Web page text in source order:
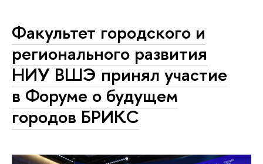
Факультет городского и
регионального развития
НИУ ВШЭ принял участие
в Форуме о будущем
городов БРИКС